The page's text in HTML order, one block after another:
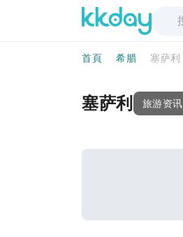
首頁 希腊 塞萨利
塞萨利 旅游资讯